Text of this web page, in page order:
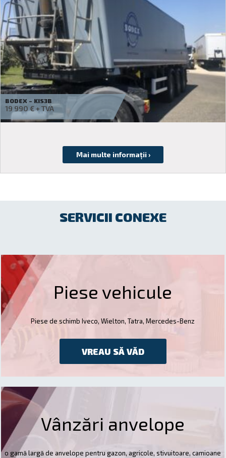
WIELTON – ALUMÍNIUM BILLENCS
Cereți o ofertă
SERVICII CONEXE
Piese vehicule
Piese de schimb Iveco, Wielton, Tatra, Mercedes-Benz
VREAU SĂ VĂD
Vânzări anvelope
o gamă largă de anvelope pentru gazon, agricole, stivuitoare, camioane